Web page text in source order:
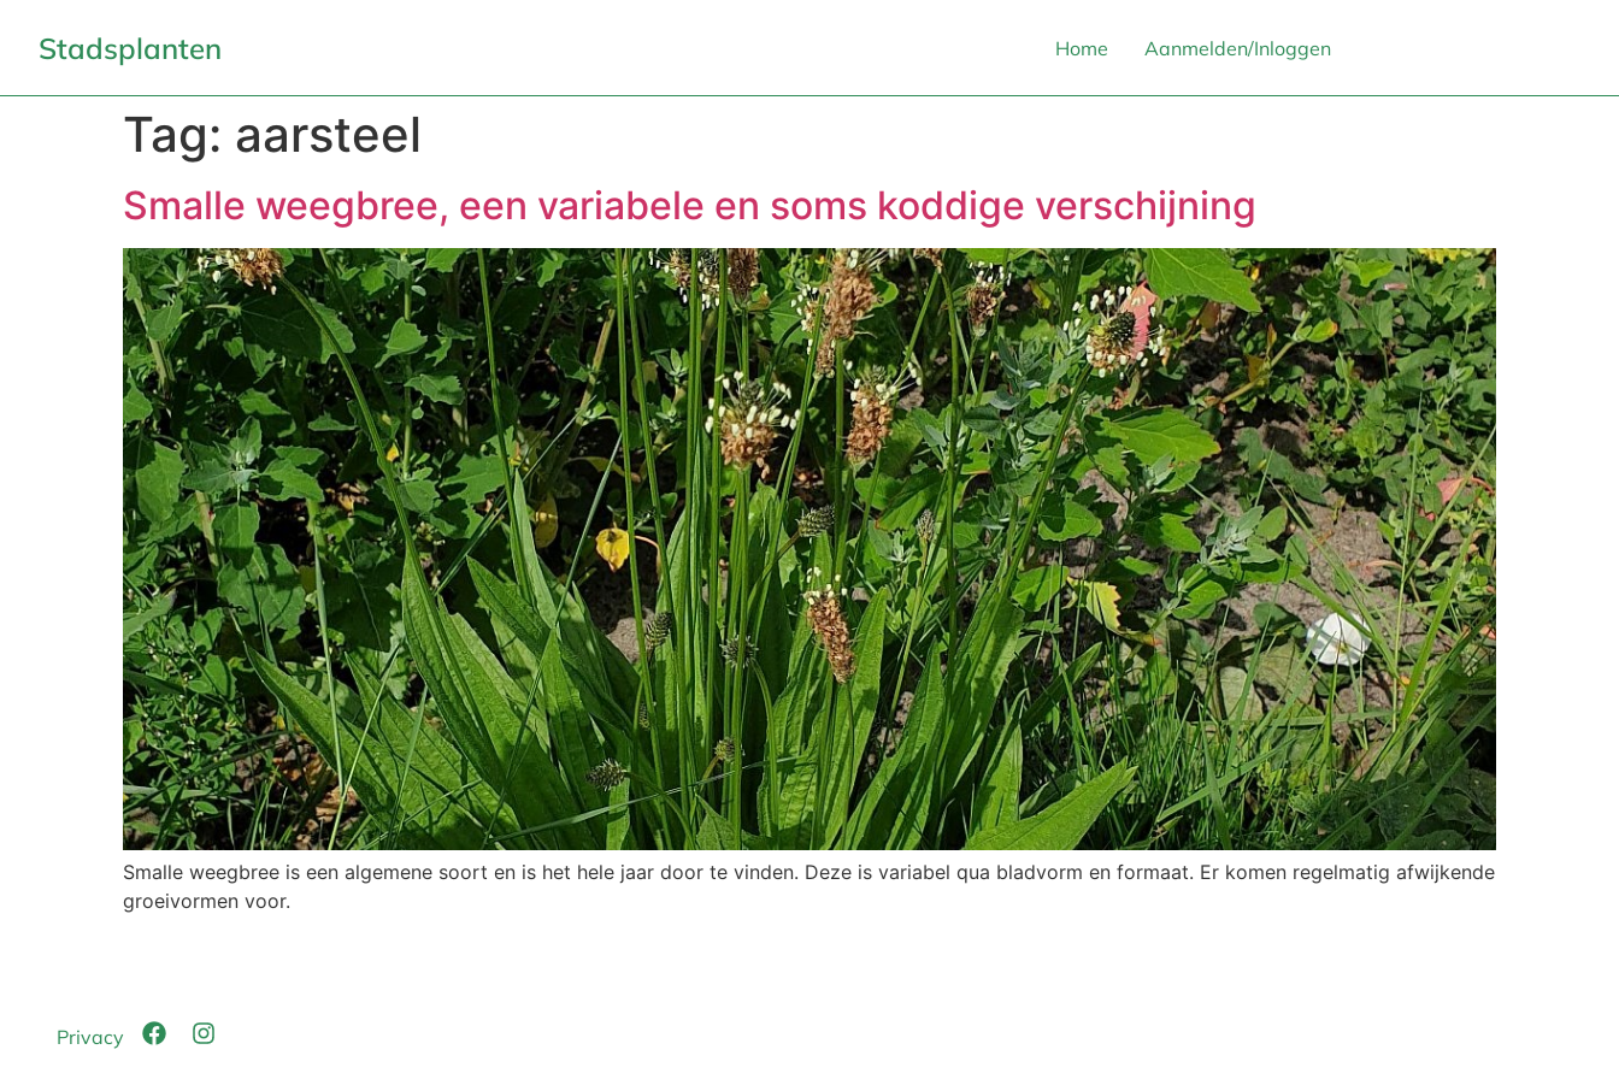
Stadsplanten Home Aanmelden/Inloggen
Tag: aarsteel
Smalle weegbree, een variabele en soms koddige verschijning
Smalle weegbree is een algemene soort en is het hele jaar door te vinden. Deze is variabel qua bladvorm en formaat. Er komen regelmatig afwijkende
groeivormen voor.
Privacy